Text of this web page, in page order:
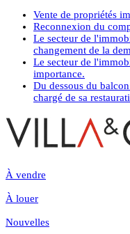
Vente de propriétés
Reconnexion du
Le secteur de
changement de la
Le secteur de
importance.
Du dessous du
chargé de sa
À vendre
À louer
Nouvelles